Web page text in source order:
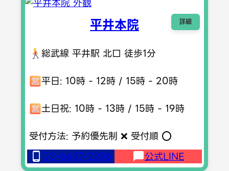
詳細
平井本院
総武線 平井駅 北口 徒歩1分
平日: 10時 - 12時 / 15時 - 20時
土日祝: 10時 - 13時 / 15時 - 19時
受付方法: 予約優先制 ❌ 受付順 ⭕️
03-6657-2256
公式LINE